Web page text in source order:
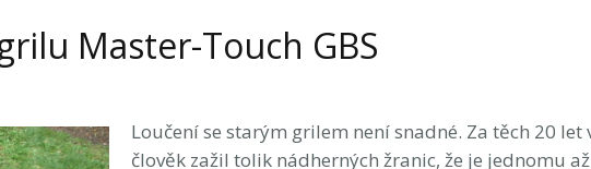
Master-Touch GBS
Loučení se starým grilem není snadné. Za těch 20 let
člověk zažil tolik nádherných žranic, že je jednomu